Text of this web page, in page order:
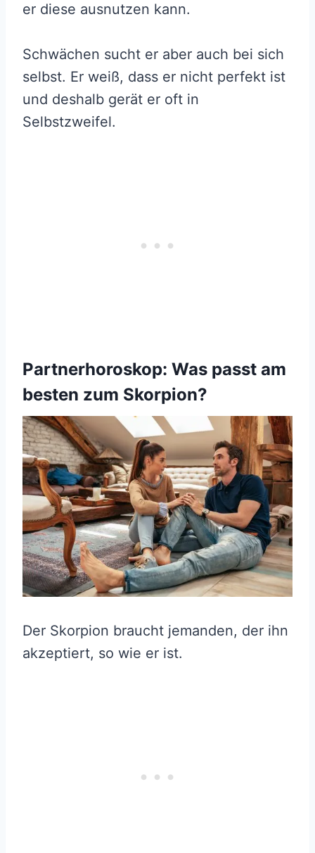
er diese ausnutzen kann.
Schwächen sucht er aber auch bei sich
selbst. Er weiß, dass er nicht perfekt ist
und deshalb gerät er oft in
Selbstzweifel.
Partnerhoroskop: Was passt am
besten zum Skorpion?
Der Skorpion braucht jemanden, der ihn
akzeptiert, so wie er ist.